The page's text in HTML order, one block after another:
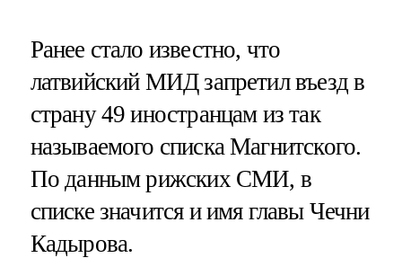
Ранее стало известно, что
латвийский МИД запретил въезд в
страну 49 иностранцам из так
называемого списка Магнитского.
По данным рижских СМИ, в
списке значится и имя главы Чечни
Кадырова.